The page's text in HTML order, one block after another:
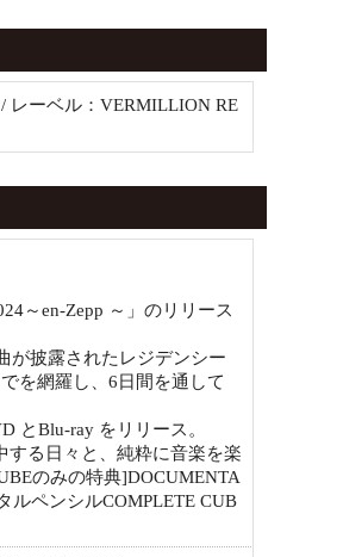
レーベル：VERMILLION RE
～en-Zepp ～」のリリース
が披露されたレジデンシー
を網羅し、6日間を通して
とBlu-ray をリリース。
する日々と、純粋に音楽を楽
のみの特典]DOCUMENTA
ルペンシルCOMPLETE CUB